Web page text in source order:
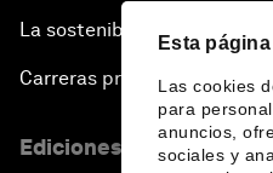
Esta
Las cookies
para
anuncios,
sociales y
La sostenibilidad en el Foro
Carreras profesionales
Ediciones en otros